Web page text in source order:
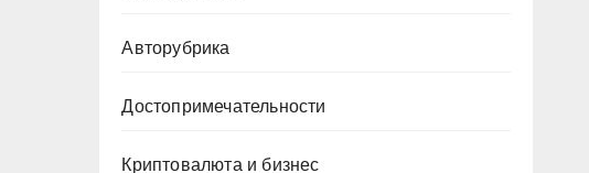
Авторубрика
Достопримечательности
Криптовалюта и бизнес